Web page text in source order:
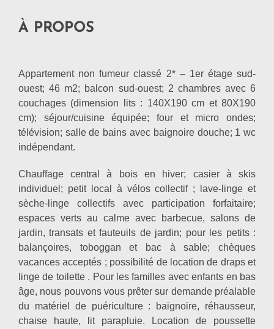
À PROPOS
Appartement non fumeur classé 2* – 1er étage sud-
ouest; 46 m2; balcon sud-ouest; 2 chambres avec 6
couchages (dimension lits : 140X190 cm et 80X190
cm); séjour/cuisine équipée; four et micro ondes;
télévision; salle de bains avec baignoire douche; 1 wc
indépendant.
Chauffage central à bois en hiver; casier à skis
individuel; petit local à vélos collectif ; lave-linge et
sèche-linge collectifs avec participation forfaitaire;
espaces verts au calme avec barbecue, salons de
jardin, transats et fauteuils de jardin; pour les petits :
balançoires, toboggan et bac à sable; chèques
vacances acceptés ; possibilité de location de draps et
linge de toilette . Pour les familles avec enfants en bas
âge, nous pouvons vous prêter sur demande préalable
du matériel de puériculture : baignoire, réhausseur,
chaise haute, lit parapluie. Location de poussette